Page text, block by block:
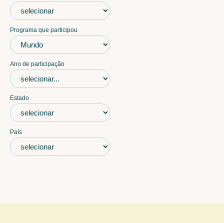
Programa que participou
Ano de participação
Estado
País